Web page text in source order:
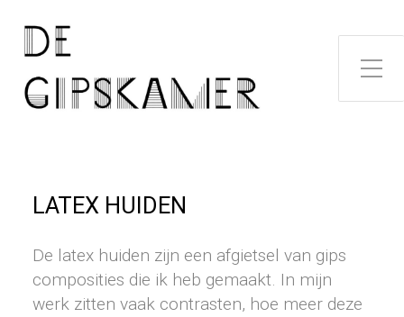
Toggle
LATEX HUIDEN
De latex huiden zijn een afgietsel van gips
composities die ik heb gemaakt. In mijn
werk zitten vaak contrasten, hoe meer deze